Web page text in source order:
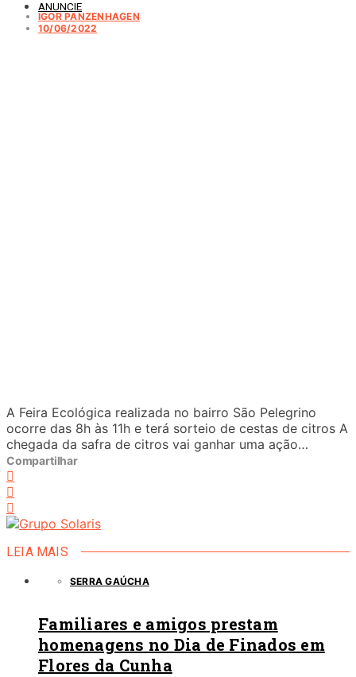
ANUNCIE
IGOR PANZENHAGEN
10/06/2022
A Feira Ecológica realizada no bairro São Pelegrino
ocorre das 8h às 11h e terá sorteio de cestas de citros A
chegada da safra de citros vai ganhar uma ação…
Compartilhar
LEIA MAIS
SERRA GAÚCHA
Familiares e amigos prestam
homenagens no Dia de Finados em
Flores da Cunha